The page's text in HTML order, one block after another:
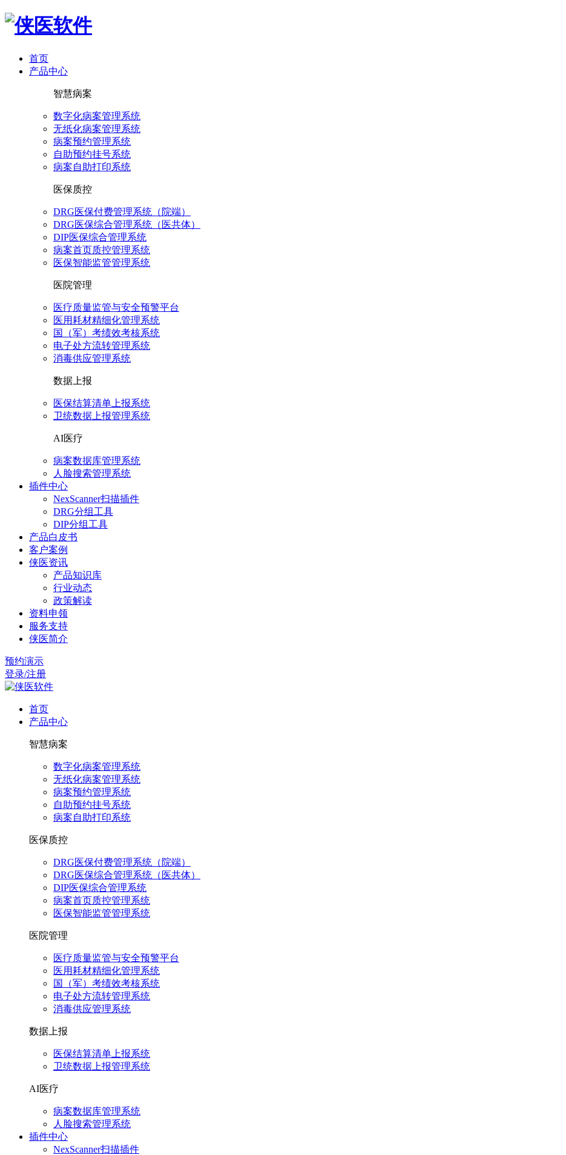
首页
产品中心
智慧病案
数字化病案管理系统
无纸化病案管理系统
病案预约管理系统
自助预约挂号系统
病案自助打印系统
医保质控
DRG医保付费管理系统（院端）
DRG医保综合管理系统（医共体）
DIP医保综合管理系统
病案首页质控管理系统
医保智能监管管理系统
医院管理
医疗质量监管与安全预警平台
医用耗材精细化管理系统
国（军）考绩效考核系统
电子处方流转管理系统
消毒供应管理系统
数据上报
医保结算清单上报系统
卫统数据上报管理系统
AI医疗
病案数据库管理系统
人脸搜索管理系统
插件中心
NexScanner扫描插件
DRG分组工具
DIP分组工具
产品白皮书
客户案例
侠医资讯
产品知识库
行业动态
政策解读
资料申领
服务支持
侠医简介
预约演示
登录/注册
首页
产品中心
智慧病案
数字化病案管理系统
无纸化病案管理系统
病案预约管理系统
自助预约挂号系统
病案自助打印系统
医保质控
DRG医保付费管理系统（院端）
DRG医保综合管理系统（医共体）
DIP医保综合管理系统
病案首页质控管理系统
医保智能监管管理系统
医院管理
医疗质量监管与安全预警平台
医用耗材精细化管理系统
国（军）考绩效考核系统
电子处方流转管理系统
消毒供应管理系统
数据上报
医保结算清单上报系统
卫统数据上报管理系统
AI医疗
病案数据库管理系统
人脸搜索管理系统
插件中心
NexScanner扫描插件